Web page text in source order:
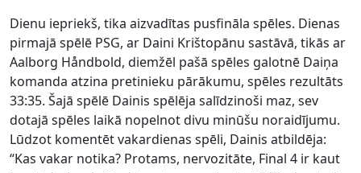
Dienu iepriekš, tika aizvadītas pusfināla spēles. Dienas
pirmajā spēlē PSG, ar Daini Krištopānu sastāvā, tikās ar
Aalborg Håndbold, diemžēl pašā spēles galotnē Daiņa
komanda atzina pretinieku pārākumu, spēles rezultāts
33:35. Šajā spēlē Dainis spēlēja salīdzinoši maz, sev
dotajā spēles laikā nopelnot divu minūšu noraidījumu.
Lūdzot komentēt vakardienas spēli, Dainis atbildēja:
“Kas vakar notika? Protams, nervozitāte, Final 4 ir kaut